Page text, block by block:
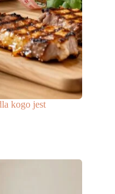
kogo jest